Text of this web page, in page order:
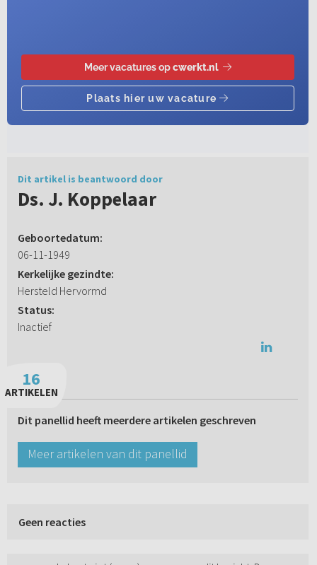
Dit artikel is beantwoord door
Ds. J. Koppelaar
Geboortedatum:
06-11-1949
Kerkelijke gezindte:
Hersteld Hervormd
Status:
Inactief
16
ARTIKELEN
Dit panellid heeft meerdere artikelen geschreven
Meer artikelen van dit panellid
Geen reacties